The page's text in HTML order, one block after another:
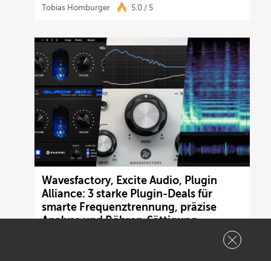
Tobias Homburger 5.0 / 5
Wavesfactory, Excite Audio, Plugin
Alliance: 3 starke Plugin-Deals für
smarte Frequenztrennung, präzise
Analyse und Röhren-Sättigung